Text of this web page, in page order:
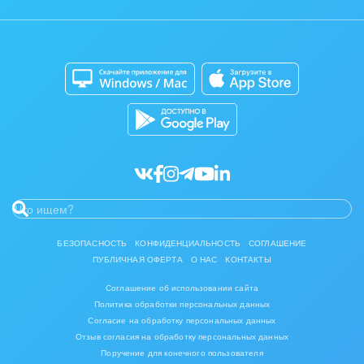
Кибербезопасность
Битрикс24 для Энтерпрайз
Битрикс24 Маркет
Разработчикам приложений
БЕЗОПАСНОСТЬ КОНФИДЕНЦИАЛЬНОСТЬ
СОГЛАШЕНИЕ
ПУБЛИЧНАЯ ОФЕРТА
О НАС КОНТАКТЫ
Соглашение об использовании сайта
Политика обработки персональных данных
Согласие на обработку персональных данных
Отзыв согласия на обработку персональных данных
Поручение для конечного пользователя